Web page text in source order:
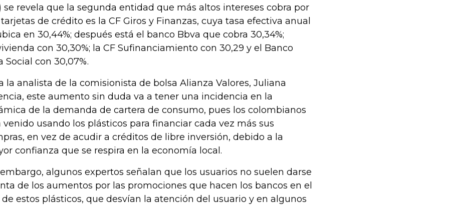
se revela que la segunda entidad que más altos intereses cobra por
de crédito es la CF Giros y Finanzas, cuya tasa efectiva anual
en 30,44%; después está el banco Bbva que cobra 30,34%;
con 30,30%; la CF Sufinanciamiento con 30,29 y el Banco
Social con 30,07%.
la analista de la comisionista de bolsa Alianza Valores, Juliana
este aumento sin duda va a tener una incidencia en la
de la demanda de cartera de consumo, pues los colombianos
venido usando los plásticos para financiar cada vez más sus
en vez de acudir a créditos de libre inversión, debido a la
confianza que se respira en la economía local.
algunos expertos señalan que los usuarios no suelen darse
de los aumentos por las promociones que hacen los bancos en el
de estos plásticos, que desvían la atención del usuario y en algunos